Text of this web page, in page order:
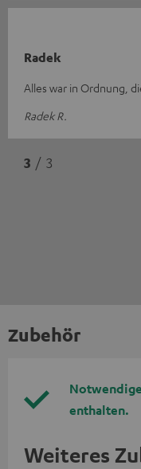
Radek
Alles war in Ordnung,
Radek R.
3 / 3
Zubehör
enthalten.
Weiteres